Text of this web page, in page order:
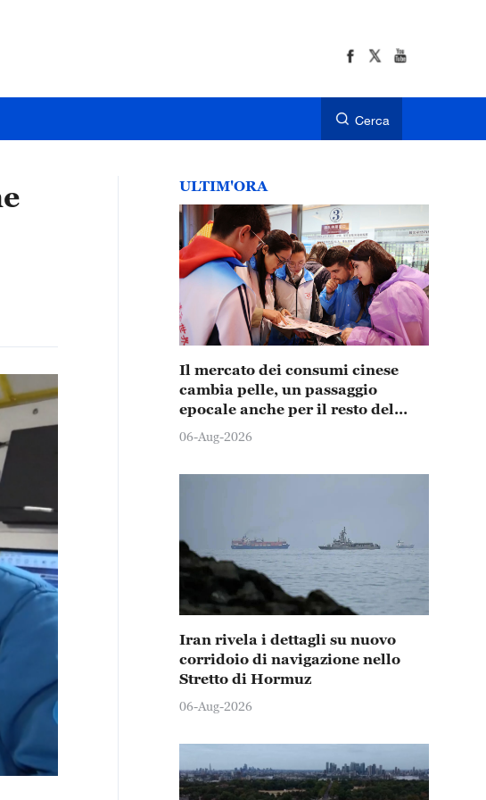
Cerca
ULTIM'ORA
Il mercato dei consumi cinese
cambia pelle, un passaggio
epocale anche per il resto del
mondo
06-Aug-2026
Iran rivela i dettagli su nuovo
corridoio di navigazione nello
Stretto di Hormuz
06-Aug-2026